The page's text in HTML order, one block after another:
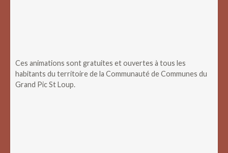
Ces animations sont gratuites et ouvertes à tous les
habitants du territoire de la Communauté de Communes du
Grand Pic St Loup.